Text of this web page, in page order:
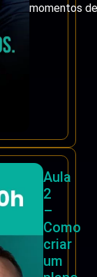
momentos
Aula
2
–
Como
criar
um